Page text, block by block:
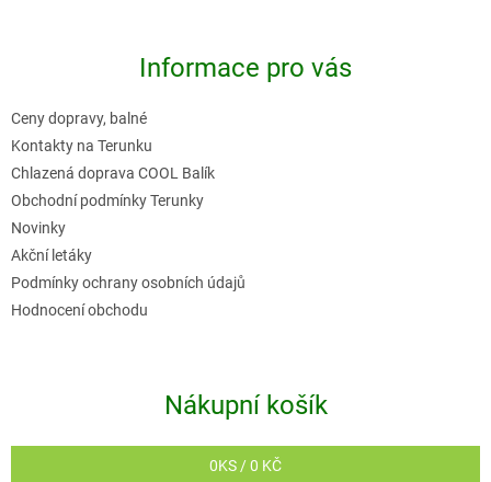
Informace pro vás
Ceny dopravy, balné
Kontakty na Terunku
Chlazená doprava COOL Balík
Obchodní podmínky Terunky
Novinky
Akční letáky
Podmínky ochrany osobních údajů
Hodnocení obchodu
Nákupní košík
0KS /0 KČ